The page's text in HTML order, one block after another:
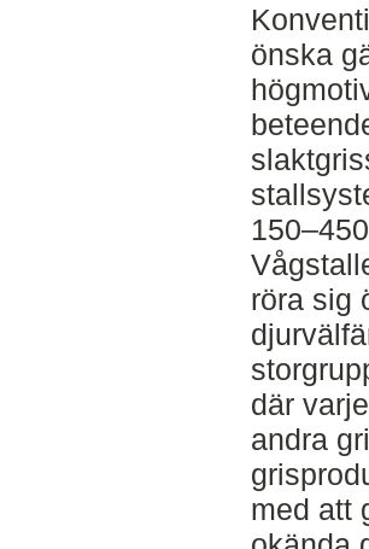
önska
röra sig
där
andra
med att